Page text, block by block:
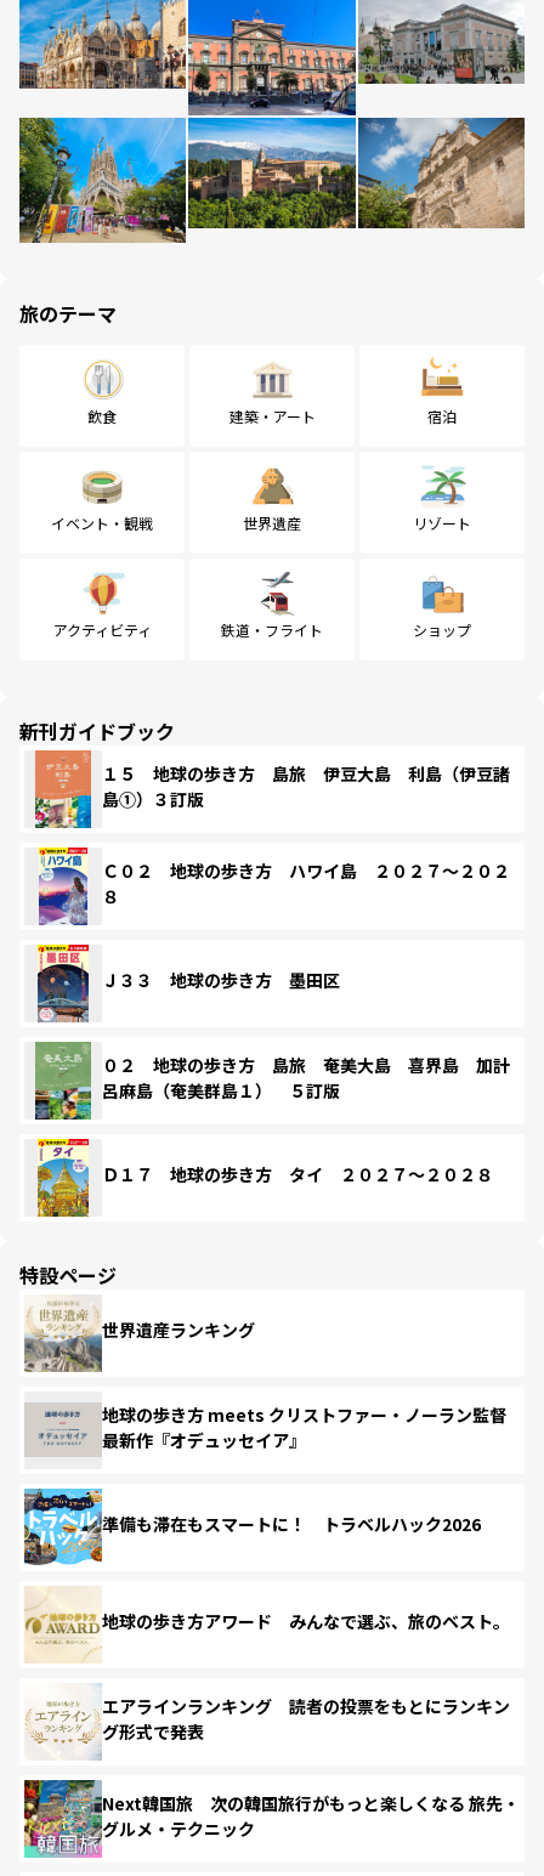
旅のテーマ
飲食 建築・アート 宿泊
イベント・観戦 世界遺産 リゾート
アクティビティ 鉄道・フライト ショップ
新刊ガイドブック
１５ 地球の歩き方 島旅 伊豆大島 利島（伊豆諸
島①）３訂版
Ｃ０２ 地球の歩き方 ハワイ島 ２０２７～２０２
８
Ｊ３３ 地球の歩き方 墨田区
０２ 地球の歩き方 島旅 奄美大島 喜界島 加計
呂麻島（奄美群島１） ５訂版
Ｄ１７ 地球の歩き方 タイ ２０２７～２０２８
特設ページ
世界遺産ランキング
地球の歩き方 meets クリストファー・ノーラン監督
最新作『オデュッセイア』
準備も滞在もスマートに！ トラベルハック2026
地球の歩き方アワード みんなで選ぶ、旅のベスト。
エアラインランキング 読者の投票をもとにランキン
グ形式で発表
Next韓国旅 次の韓国旅行がもっと楽しくなる 旅先・
グルメ・テクニック